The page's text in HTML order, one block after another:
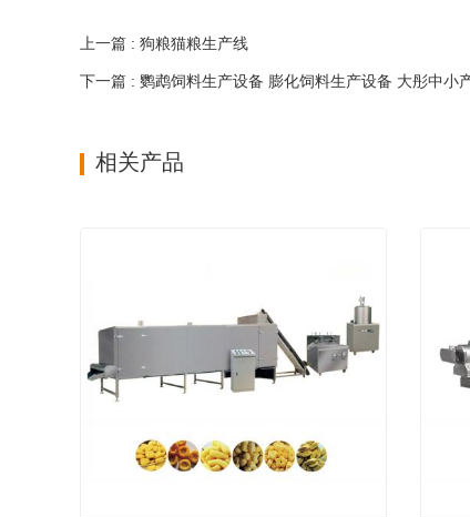
上一篇 : 狗粮猫粮生产线
下一篇 : 鹦鹉饲料生产设备 膨化饲料生产设备 大彤中小
相关产品